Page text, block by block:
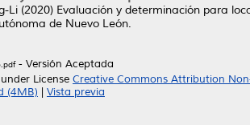
Li (2020) Evaluación y determinación para
de Nuevo León.
- Versión Aceptada
License Creative Commons Attribution
(4MB)
Vista previa